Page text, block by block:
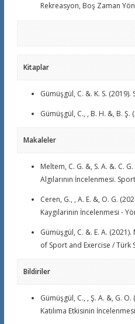
Rekreasyon, Boş Zaman
Kitaplar
Gümüşgül, C. &. K. S.
Gümüşgül, C., , B. H. &, B. Ş.
Makaleler
Meltem, C. G. &, S. A. &. C.
Algılarının İncelenmesi.
Ceren, G., , A. E. &, O. G.
Kaygılarinin İncelenmesi -
Gümüşgül, C. &. E. A.
of Sport and Exercise / Türk
Bildiriler
Gümüşgül, C., , Ş. A. &, G.
Katılıma Etkisinin